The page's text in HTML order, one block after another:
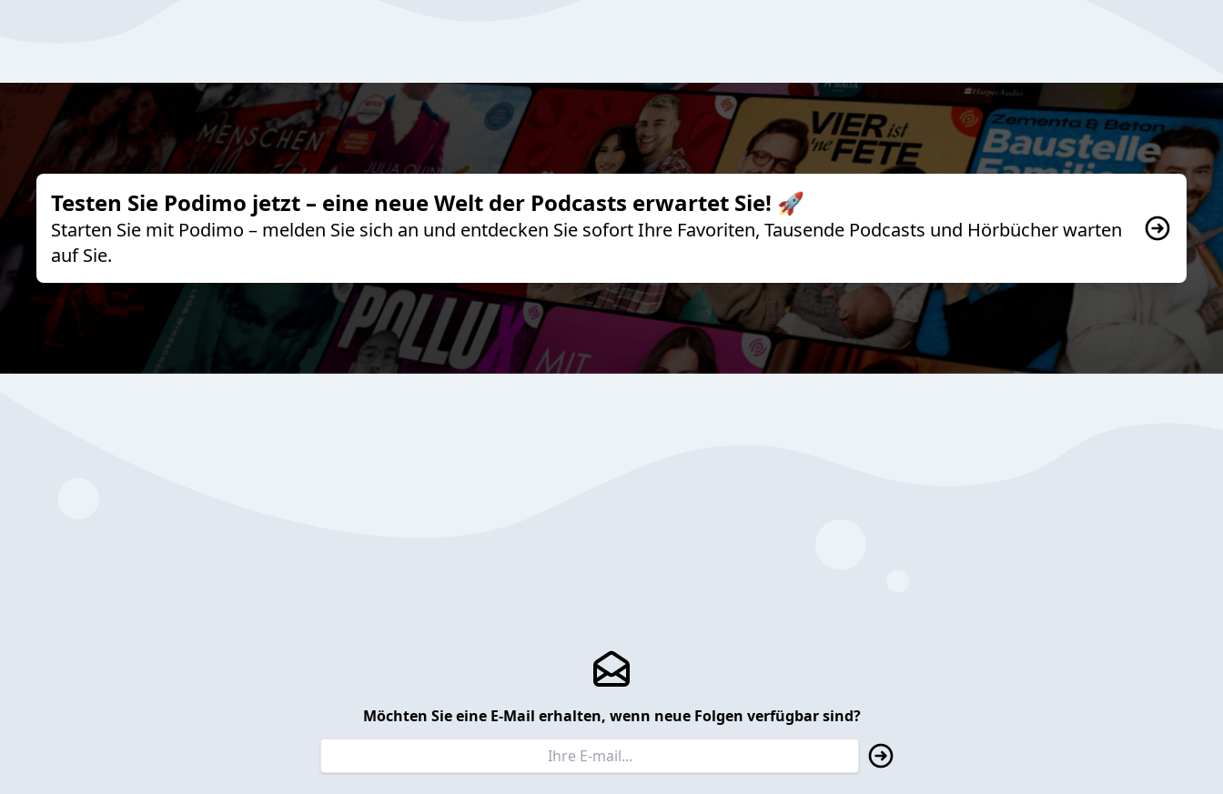
Testen Sie Podimo jetzt – eine neue Welt der Podcasts erwartet Sie! 🚀
Starten Sie mit Podimo – melden Sie sich an und entdecken Sie sofort Ihre Favoriten, Tausende Podcasts und Hörbücher warten
auf Sie.
Möchten Sie eine E-Mail erhalten, wenn neue Folgen verfügbar sind?